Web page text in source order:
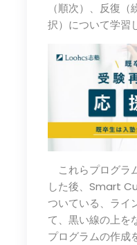
（順次）、反復
択）について学習
これらプログラ
した後、Smart
ついている、ライ
て、黒い線の上を
プログラムの作成